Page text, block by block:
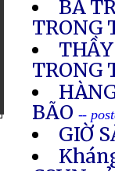
BÀ
TRONG
TRONG
BÃO --
GIỜ